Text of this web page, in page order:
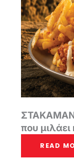
που μιλάει
READ